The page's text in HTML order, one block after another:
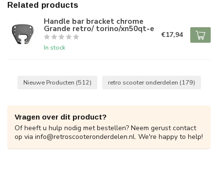
Related products
Handle bar bracket chrome
Grande retro/ torino/xn50qt-e
In stock
€17,94
Nieuwe Producten (512) retro scooter onderdelen (179)
Vragen over dit product?
Of heeft u hulp nodig met bestellen? Neem gerust contact
op via info@retroscooteronderdelen.nl. We're happy to help!